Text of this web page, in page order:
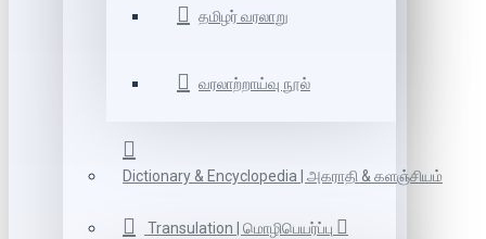
தமிழர் வரலாறு
வரலாற்றாய்வு நூல்
Dictionary & Encyclopedia | அகராதி & களஞ்சியம்
Transulation | மொழிபெயர்ப்பு